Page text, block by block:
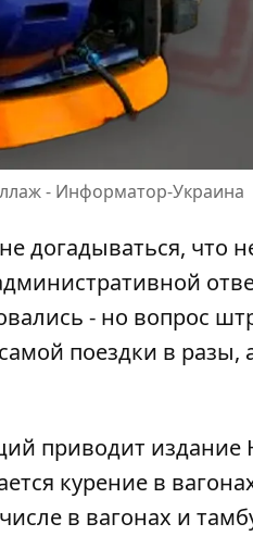
- Информатор-Украина
догадываться, что
- но вопрос
поездки в
приводит издание
курение в
в вагонах и